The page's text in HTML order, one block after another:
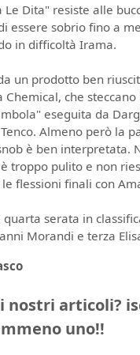
Le Dita" resiste alle
essere sobrio fino a
in difficoltà Irama.
un prodotto ben
Chemical, che
eseguita da
Almeno però la
è ben interpretata.
troppo pulito e non
flessioni finali con
serata in
Morandi e terza
nostri articoli?
uno!!